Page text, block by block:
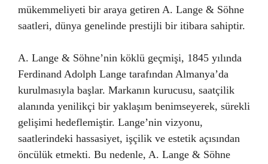
mükemmeliyeti bir araya getiren A. Lange & Söhne
saatleri, dünya genelinde prestijli bir itibara sahiptir.
A. Lange & Söhne’nin köklü geçmişi, 1845 yılında
Ferdinand Adolph Lange tarafından Almanya’da
kurulmasıyla başlar. Markanın kurucusu, saatçilik
alanında yenilikçi bir yaklaşım benimseyerek, sürekli
gelişimi hedeflemiştir. Lange’nin vizyonu,
saatlerindeki hassasiyet, işçilik ve estetik açısından
öncülük etmekti. Bu nedenle, A. Lange & Söhne